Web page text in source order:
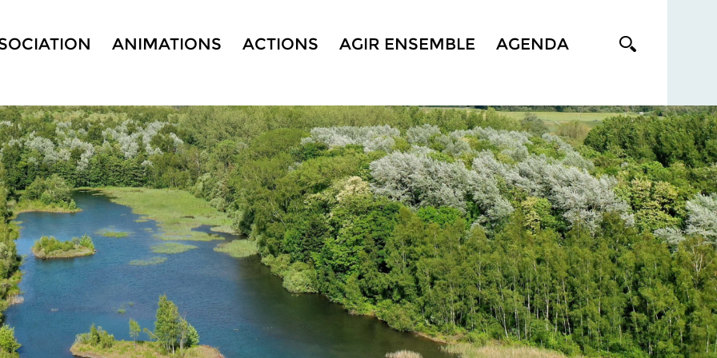
ANIMATIONS ACTIONS AGIR ENSEMBLE AGENDA